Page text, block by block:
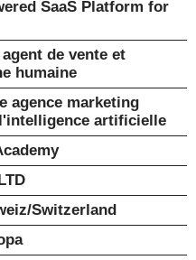
SaaS Platform for
de vente et
humaine
agence marketing
artificielle
Switzerland